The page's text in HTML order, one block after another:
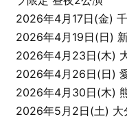
2026年4月17日(金)
2026年4月19日(日)
2026年4月23日(木)
2026年4月26日(日)
2026年4月30日(木)
2026年5月2日(土) 大